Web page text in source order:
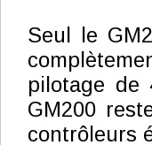
Seul le
pilotage de
GM200
contrôleurs